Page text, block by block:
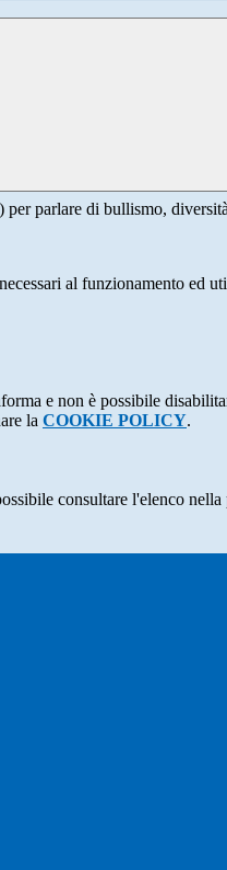
parlare di bullismo,
al funzionamento ed
e non è possibile
la COOKIE POLICY.
consultare l'elenco